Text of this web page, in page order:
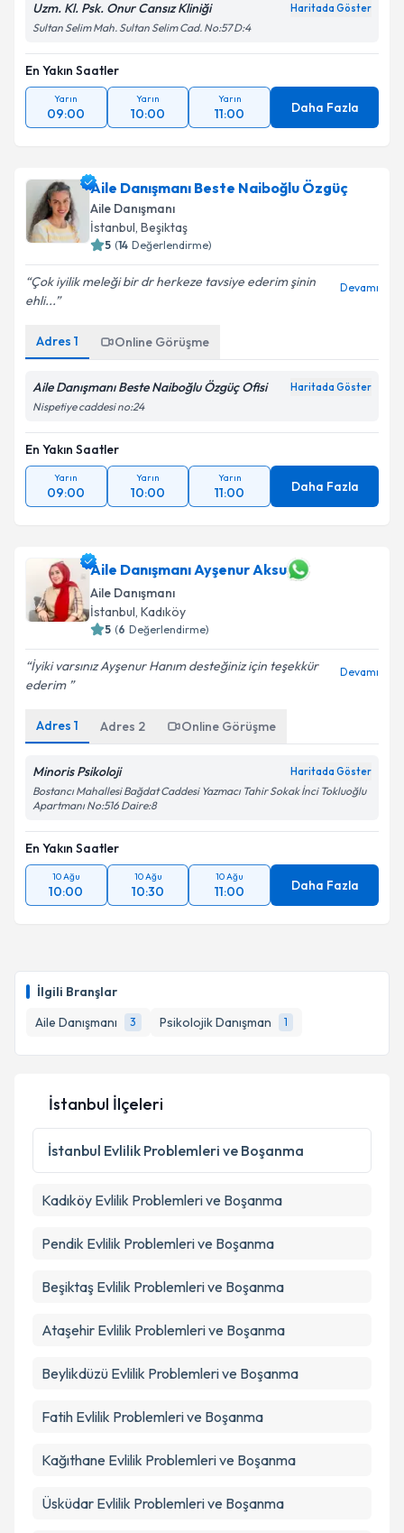
İlgili Branşlar
Aile Danışmanı
3 Psikolojik Danışman 1
Metni'ni okudum ve kişisel verilerimin belirtilen
kapsamda işlenmesini kabul ediyorum.
Uzm. Kl. Psk. Onur Cansız Kliniği Haritada Göster
Sultan Selim Mah. Sultan Selim Cad. No:57 D:4
En Yakın Saatler
Yarın
09:00
Yarın
10:00
Yarın
11:00 Daha Fazla
Aile Danışmanı Beste Naiboğlu Özgüç
Aile Danışmanı
İstanbul, Beşiktaş
5 (14 Değerlendirme)
Çok iyilik meleği bir dr herkeze tavsiye ederim şinin
ehli...
Devamı
Adres 1 Online Görüşme
Aile Danışmanı Beste Naiboğlu Özgüç Ofisi Haritada Göster
Nispetiye caddesi no:24
En Yakın Saatler
Yarın
09:00
Yarın
10:00
Yarın
11:00 Daha Fazla
Aile Danışmanı Ayşenur Aksu
Aile Danışmanı
İstanbul, Kadıköy
5 (6 Değerlendirme)
İyiki varsınız Ayşenur Hanım desteğiniz için teşekkür
ederim ️
Devamı
Adres 1 Adres 2 Online Görüşme
Minoris Psikoloji Haritada Göster
Bostancı Mahallesi Bağdat Caddesi Yazmacı Tahir Sokak İnci Tokluoğlu
Apartmanı No:516 Daire:8
En Yakın Saatler
10 Ağu
10:00
10 Ağu
10:30
10 Ağu
11:00 Daha Fazla
İstanbul İlçeleri
İstanbul Evlilik Problemleri ve Boşanma
Kadıköy Evlilik Problemleri ve Boşanma
Pendik Evlilik Problemleri ve Boşanma
Beşiktaş Evlilik Problemleri ve Boşanma
Ataşehir Evlilik Problemleri ve Boşanma
Beylikdüzü Evlilik Problemleri ve Boşanma
Fatih Evlilik Problemleri ve Boşanma
Kağıthane Evlilik Problemleri ve Boşanma
Üsküdar Evlilik Problemleri ve Boşanma